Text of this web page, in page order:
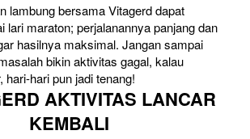
lambung bersama Vitagerd dapat
lari maraton; perjalanannya panjang dan
hasilnya maksimal. Jangan sampai
bikin aktivitas gagal, kalau
hari-hari pun jadi tenang!
AKTIVITAS LANCAR
KEMBALI